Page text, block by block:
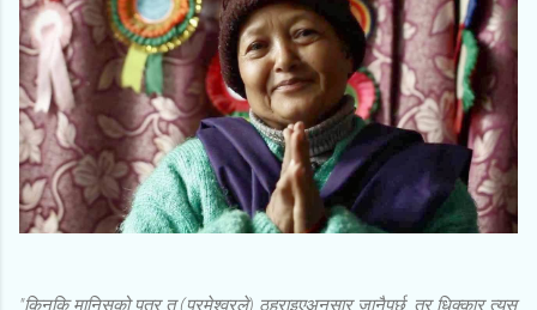
"किनकि मानिसको पुत्र त (परमेश्वरले) ठहराइएअनुसार जानैपर्छ, तर धिक्‍कार त्‍यस